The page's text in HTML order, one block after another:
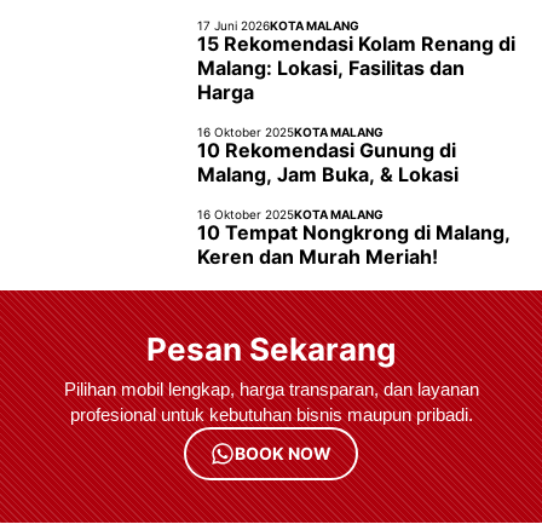
17 Juni 2026KOTA MALANG
15 Rekomendasi Kolam Renang di
Malang: Lokasi, Fasilitas dan
Harga
16 Oktober 2025KOTA MALANG
10 Rekomendasi Gunung di
Malang, Jam Buka, & Lokasi
16 Oktober 2025KOTA MALANG
10 Tempat Nongkrong di Malang,
Keren dan Murah Meriah!
Pesan Sekarang
Pilihan mobil lengkap, harga transparan, dan layanan
profesional untuk kebutuhan bisnis maupun pribadi.
BOOK NOW